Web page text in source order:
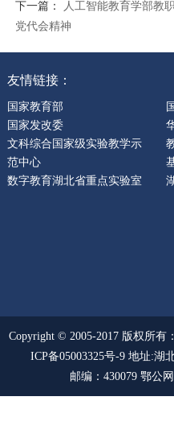
下一篇：
人工智能教育学部教
党代会精神
友情链接：
国家教育部
国家发改委
文科综合国家级实验教学示
范中心
数字教育湖北省重点实验室
Copyright © 2005-2017 版权所
ICP备05003325号-9 地址:
邮编：430079 鄂公